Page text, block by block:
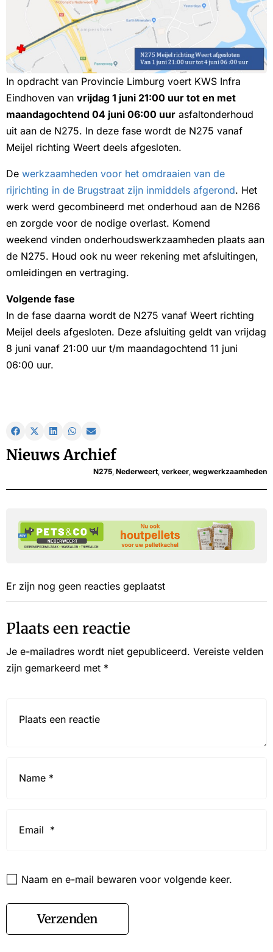
In opdracht van Provincie Limburg voert KWS Infra
Eindhoven van vrijdag 1 juni 21:00 uur tot en met
maandagochtend 04 juni 06:00 uur asfaltonderhoud
uit aan de N275. In deze fase wordt de N275 vanaf
Meijel richting Weert deels afgesloten.
De werkzaamheden voor het omdraaien van de
rijrichting in de Brugstraat zijn inmiddels afgerond. Het
werk werd gecombineerd met onderhoud aan de N266
en zorgde voor de nodige overlast. Komend
weekend vinden onderhoudswerkzaamheden plaats aan
de N275. Houd ook nu weer rekening met afsluitingen,
omleidingen en vertraging.
Volgende fase
In de fase daarna wordt de N275 vanaf Weert richting
Meijel deels afgesloten. Deze afsluiting geldt van vrijdag
8 juni vanaf 21:00 uur t/m maandagochtend 11 juni
06:00 uur.
Nieuws Archief
N275 Nederweert verkeer wegwerkzaamheden
Er zijn nog geen reacties geplaatst
Plaats een reactie
Je e-mailadres wordt niet gepubliceerd. Vereiste velden
zijn gemarkeerd met *
Naam en e-mail bewaren voor volgende keer.
Verzenden